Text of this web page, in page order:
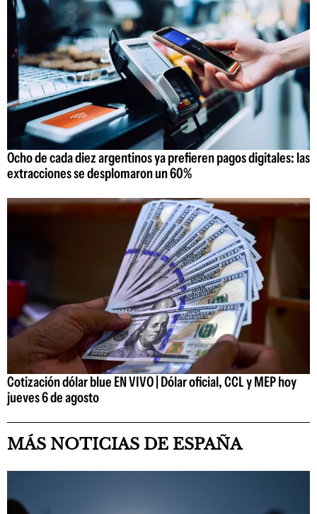
Ocho de cada diez argentinos ya prefieren pagos digitales: las
extracciones se desplomaron un 60%
Cotización dólar blue EN VIVO | Dólar oficial, CCL y MEP hoy
jueves 6 de agosto
MÁS NOTICIAS DE ESPAÑA